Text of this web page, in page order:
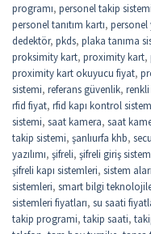
programı, personel takip
personel tanıtım kartı, personel
dedektör, pkds, plaka tanıma
proksimity kart, proximity kart,
proximity kart okuyucu fiyat,
sistemi, referans güvenlik,
rfid fiyat, rfid kapı kontrol
sistemi, saat kamera, saat
takip sistemi, şanlıurfa khb,
yazılımı, şifreli, şifreli giriş
şifreli kapı sistemleri, sistem
sistemleri, smart bilgi
sistemleri fiyatları, su saati
takip programi, takip saati,